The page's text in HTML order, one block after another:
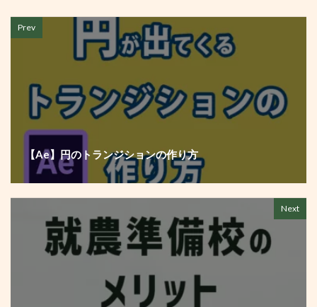
Prev
【Ae】円のトランジションの作り方
Next